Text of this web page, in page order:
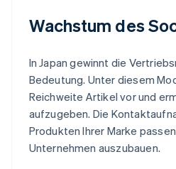
Wachstum des
In Japan gewinnt die
Bedeutung. Unter diesem
Reichweite Artikel vor und
aufzugeben. Die
Produkten Ihrer Marke
Unternehmen auszubauen.